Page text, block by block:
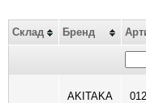
В
ы
Склад Бренд
AKITAKA